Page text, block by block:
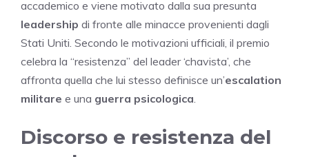
accademico e viene motivato dalla sua presunta
leadership di fronte alle minacce provenienti dagli
Stati Uniti. Secondo le motivazioni ufficiali, il premio
celebra la “resistenza” del leader ‘chavista’, che
affronta quella che lui stesso definisce un’escalation
militare e una guerra psicologica.
Discorso e resistenza del